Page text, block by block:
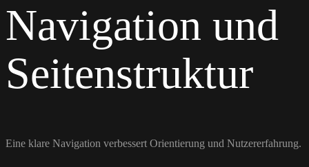
Navigation und
Seitenstruktur
Eine klare Navigation verbessert Orientierung und Nutzererfahrung.